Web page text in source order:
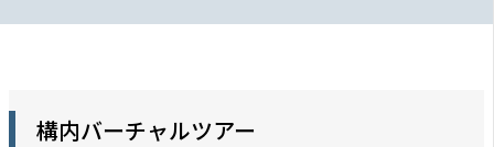
構内バーチャルツアー